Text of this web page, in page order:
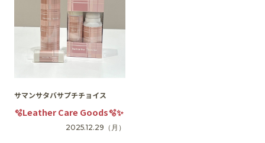
施設からのお知らせ
スタッフ募集
サマンサタバサプチチョイス
🫧Leather Care Goods🫧✨
2025.12.29 （月）